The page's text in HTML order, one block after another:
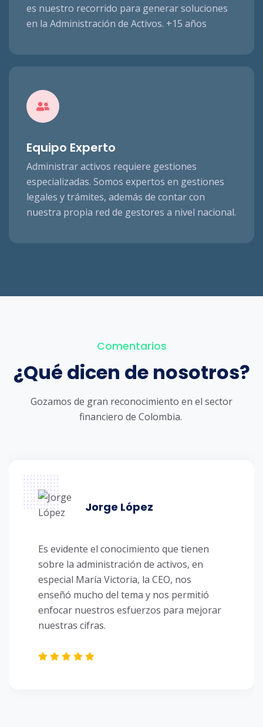
es nuestro recorrido para generar soluciones
en la Administración de Activos. +15 años
Equipo Experto
Administrar activos requiere gestiones
especializadas. Somos expertos en gestiones
legales y trámites, además de contar con
nuestra propia red de gestores a nivel nacional.
Comentarios
¿Qué dicen de nosotros?
Gozamos de gran reconocimiento en el sector
financiero de Colombia.
Ruben Salazar T.
Tuvimos un problema grave de sanciones
y comparendos que bloqueaban nuestro
NIT. Con el equipo de Alderecho y
mikayros encontramos soluciones
definitivas a este problema. Fue un buen
trabajo. Gracias!